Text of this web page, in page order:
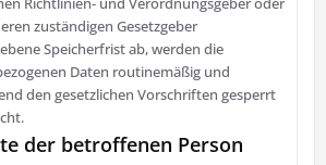
zuständigen Gesetzgeber
Speicherfrist ab, werden die
Daten routinemäßig und
den gesetzlichen Vorschriften gesperrt
der betroffenen Person